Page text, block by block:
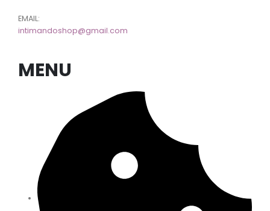
EMAIL:
intimandoshop@gmail.com
MENU